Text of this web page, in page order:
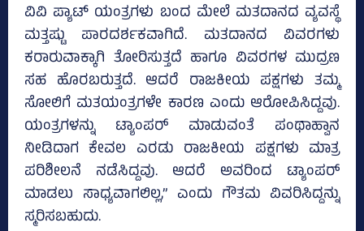
ವಿವಿ ಪ್ಯಾಟ್‌ ಯಂತ್ರಗಳು ಬಂದ ಮೇಲೆ ಮತದಾನದ ವ್ಯವಸ್ಥೆ
ಮತ್ತಷ್ಟು ಪಾರದರ್ಶಕವಾಗಿದೆ. ಮತದಾನದ ವಿವರಗಳು
ಕರಾರುವಾಕ್ಕಾಗಿ ತೋರಿಸುತ್ತದೆ ಹಾಗೂ ವಿವರಗಳ ಮುದ್ರಣ
ಸಹ ಹೊರಬರುತ್ತದೆ. ಆದರೆ ರಾಜಕೀಯ ಪಕ್ಷಗಳು ತಮ್ಮ
ಸೋಲಿಗೆ ಮತಯಂತ್ರಗಳೇ ಕಾರಣ ಎಂದು ಆರೋಪಿಸಿದ್ದವು.
ಯಂತ್ರಗಳನ್ನು ಟ್ಯಾಂಪರ್‌ ಮಾಡುವಂತೆ ಪಂಥಾಹ್ವಾನ
ನೀಡಿದಾಗ ಕೇವಲ ಎರಡು ರಾಜಕೀಯ ಪಕ್ಷಗಳು ಮಾತ್ರ
ಪರಿಶೀಲನೆ ನಡೆಸಿದ್ದವು. ಆದರೆ ಅವರಿಂದ ಟ್ಯಾಂಪರ್‌
ಮಾಡಲು ಸಾಧ್ಯವಾಗಲಿಲ್ಲ,” ಎಂದು ಗೌತಮ ವಿವರಿಸಿದ್ದನ್ನು
ಸ್ಮರಿಸಬಹುದು.